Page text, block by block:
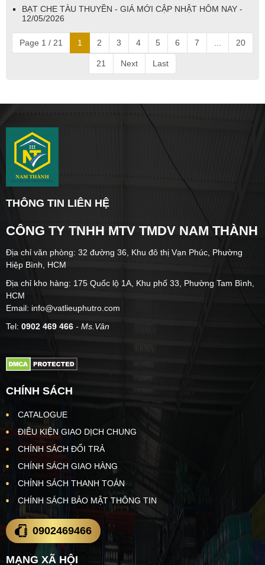
BẠT CHE TÀU THUYỀN - GIÁ MỚI CẬP NHẬT HÔM NAY -
12/05/2026
Page 1 / 21 1 2 3 4 5 6 7 20
21 Next Last
THÔNG TIN LIÊN HỆ
CÔNG TY TNHH MTV TMDV NAM THÀNH
Địa chỉ văn phòng: 32 đường 36, Khu đô thị Vạn Phúc, Phường
Hiệp Bình, HCM
Địa chỉ kho hàng: 175 Quốc lộ 1A, Khu phố 33, Phường Tam Bình,
HCM
Email: info@vatlieuphutro.com
Tel: 0902 469 466 - Ms.Vân
CHÍNH SÁCH
CATALOGUE
ĐIỀU KIỆN GIAO DỊCH CHUNG
CHÍNH SÁCH ĐỔI TRẢ
CHÍNH SÁCH GIAO HÀNG
CHÍNH SÁCH THANH TOÁN
CHÍNH SÁCH BẢO MẬT THÔNG TIN
0902469466
MẠNG XÃ HỘI